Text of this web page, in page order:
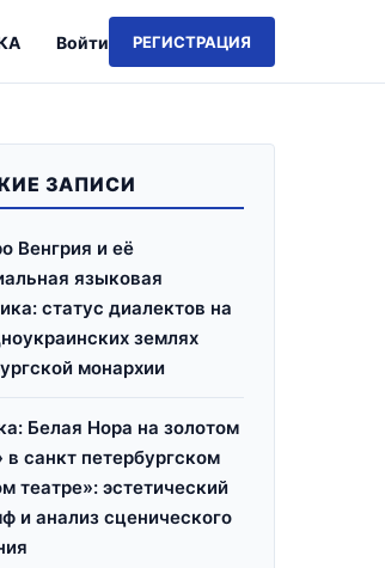
Войти РЕГИСТРАЦИЯ
ЗАПИСИ
Венгрия и её
языковая
статус диалектов на
землях
монархии
Белая Нора на золотом
в санкт петербургском
театре»: эстетический
и анализ сценического